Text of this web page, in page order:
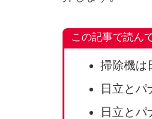
この記事で読ん
掃除機は
日立とパ
日立とパ